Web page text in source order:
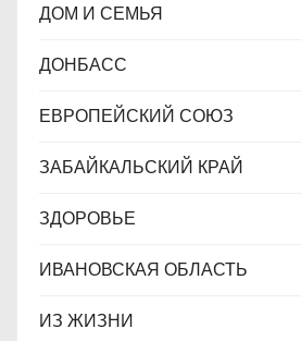
ДОМ И СЕМЬЯ
ДОНБАСС
ЕВРОПЕЙСКИЙ СОЮЗ
ЗАБАЙКАЛЬСКИЙ КРАЙ
ЗДОРОВЬЕ
ИВАНОВСКАЯ ОБЛАСТЬ
ИЗ ЖИЗНИ